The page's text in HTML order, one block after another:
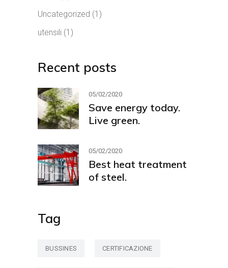
Uncategorized (1)
utensili (1)
Recent posts
05/02/2020
Save energy today.
Live green.
05/02/2020
Best heat treatment
of steel.
Tag
BUSSINES CERTIFICAZIONE